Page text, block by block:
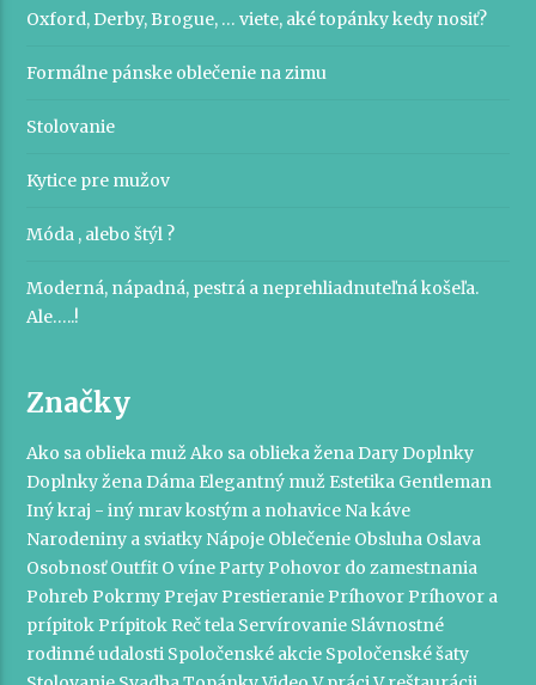
Oxford, Derby, Brogue, … viete, aké topánky kedy nosiť?
Formálne pánske oblečenie na zimu
Stolovanie
Kytice pre mužov
Móda , alebo štýl ?
Moderná, nápadná, pestrá a neprehliadnuteľná košeľa.
Ale…..!
Značky
Ako sa oblieka muž Ako sa oblieka ženaDaryDoplnky
Doplnky ženaDáma Elegantný muž Estetika Gentleman
Iný kraj - iný mravkostým a nohavice Na káve
Narodeniny a sviatky Nápoje Oblečenie Obsluha Oslava
OsobnosťOutfit O víne Party Pohovor do zamestnania
Pohreb Pokrmy Prejav Prestieranie Príhovor Príhovor a
prípitok Prípitok Reč tela Servírovanie Slávnostné
rodinné udalosti Spoločenské akcie Spoločenské šaty